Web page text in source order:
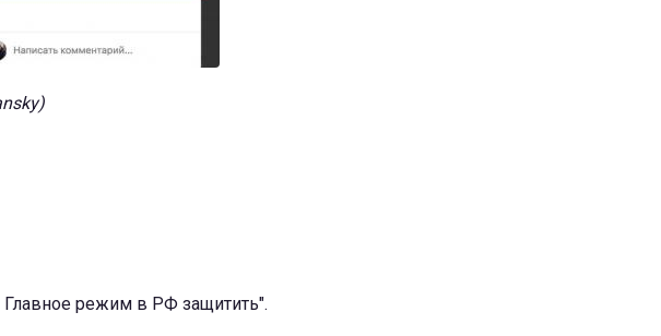
режим в РФ защитить".